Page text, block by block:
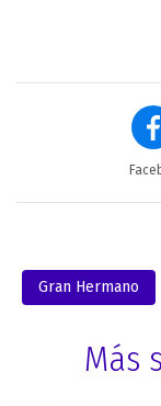
Gran Hermano
Más